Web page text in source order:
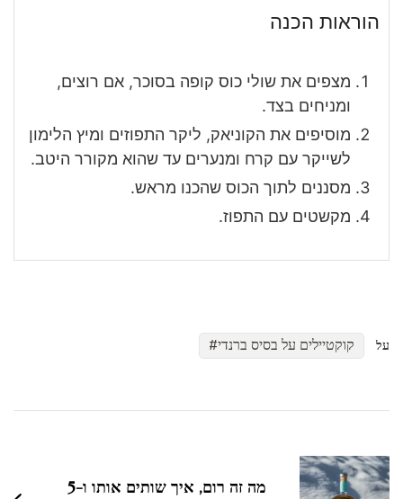
הוראות הכנה
מצפים את שולי כוס קופה בסוכר, אם רוצים,
ומניחים בצד.
מוסיפים את הקוניאק, ליקר התפוזים ומיץ הלימון
לשייקר עם קרח ומנערים עד שהוא מקורר היטב.
מסננים לתוך הכוס שהכנו מראש.
מקשטים עם התפוז.
על קוקטיילים על בסיס ברנדי
בפוסטים
מה זה רום, איך שותים אותו ו-5